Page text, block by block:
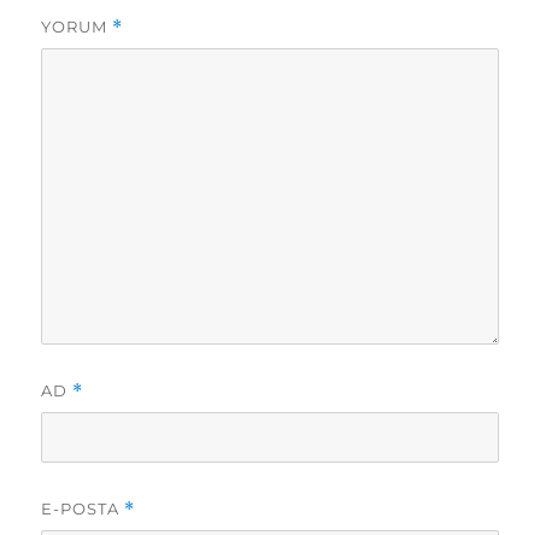
YORUM *
AD *
E-POSTA *